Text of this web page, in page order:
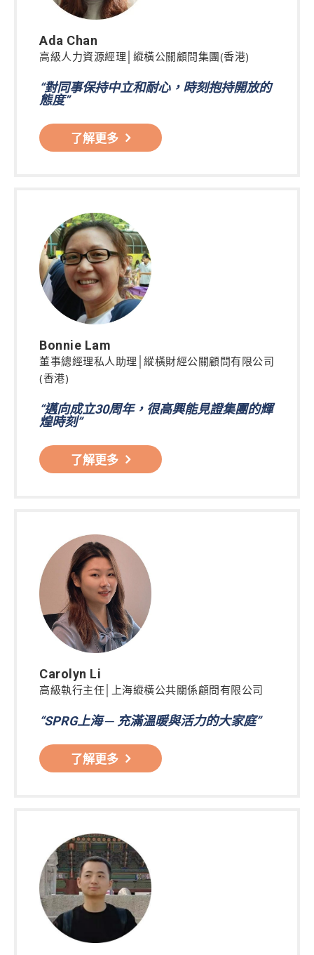
Ada Chan
高級人力資源經理│縱橫公關顧問集團(香港)
“對同事保持中立和耐心，時刻抱持開放的
態度”
了解更多
Bonnie Lam
董事總經理私人助理│縱橫財經公關顧問有限公司
(香港)
“邁向成立30周年，很高興能見證集團的輝
煌時刻”
了解更多
Carolyn Li
高級執行主任│上海縱橫公共關係顧問有限公司
“SPRG上海 ─ 充滿溫暖與活力的大家庭”
了解更多